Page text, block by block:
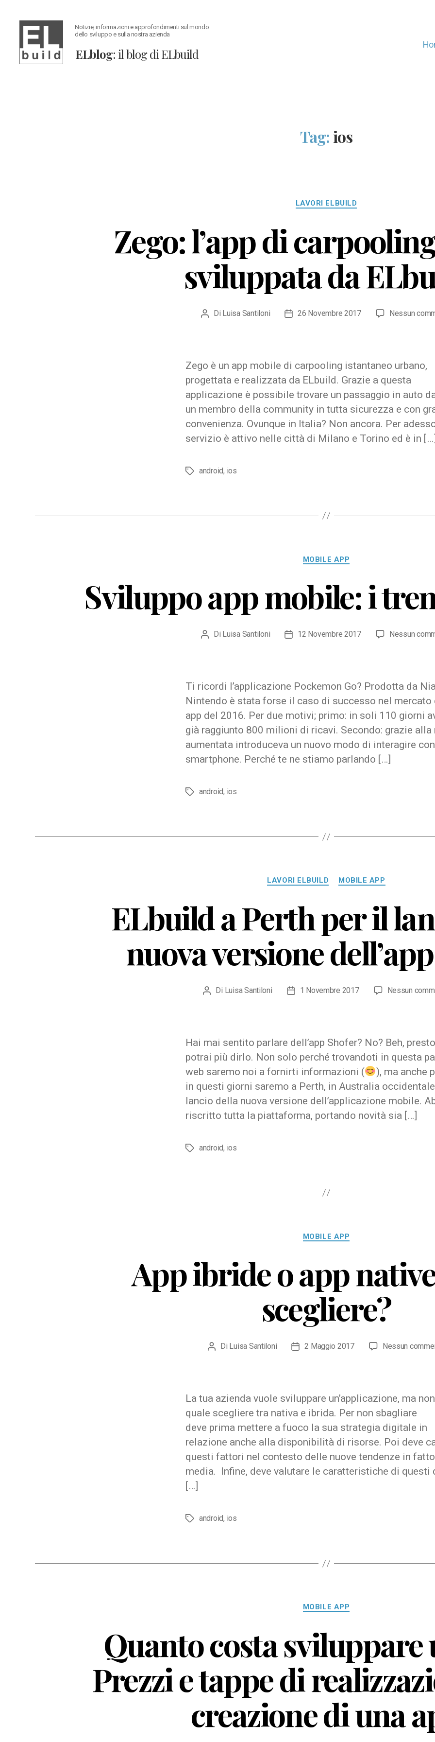
Notizie, informazioni e approfondimenti sul mondo
dello sviluppo e sulla nostra azienda
ELblog: il blog di ELbuild
Tag:ios
Categorie
LAVORI ELBUILD
Zego: l’app di
sviluppata da
Autore
Di Luisa Santiloni
Data26 Novembre 2017 Nessun
Zego è un app mobile di carpooling istantaneo urbano,
progettata e realizzata da ELbuild. Grazie a questa
applicazione è possibile trovare un passaggio in auto
un membro della community in tutta sicurezza e con
convenienza. Ovunque in Italia? Non ancora. Per
servizio è attivo nelle città di Milano e Torino ed è in […]
Tag android, ios
Categorie
MOBILE APP
Sviluppo app mobile: i
Autore
Di Luisa Santiloni
Data12 Novembre 2017 Nessun
Ti ricordi l’applicazione Pockemon Go? Prodotta da
Nintendo è stata forse il caso di successo nel mercato
app del 2016. Per due motivi; primo: in soli 110 giorni
già raggiunto 800 milioni di ricavi. Secondo: grazie alla
aumentata introduceva un nuovo modo di interagire
smartphone. Perché te ne stiamo parlando […]
Tag android, ios
Categorie
LAVORI ELBUILD MOBILE APP
ELbuild a Perth per il
nuova versione
Autore
Di Luisa Santiloni
Data1 Novembre 2017 Nessun
Hai mai sentito parlare dell’app Shofer? No? Beh,
potrai più dirlo. Non solo perché trovandoti in questa
web saremo noi a fornirti informazioni (
), ma anche
in questi giorni saremo a Perth, in Australia
lancio della nuova versione dell’applicazione mobile.
riscritto tutta la piattaforma, portando novità sia […]
Tag android, ios
Categorie
MOBILE APP
App ibride o app
scegliere?
Autore
Di Luisa Santiloni
Data2 Maggio 2017 Nessun
La tua azienda vuole sviluppare un’applicazione, ma
quale scegliere tra nativa e ibrida. Per non sbagliare
deve prima mettere a fuoco la sua strategia digitale in
relazione anche alla disponibilità di risorse. Poi deve
questi fattori nel contesto delle nuove tendenze in
media. Infine, deve valutare le caratteristiche di questi
[…]
Tag android, ios
Categorie
MOBILE APP
Quanto costa sviluppare
Prezzi e tappe di
creazione di una